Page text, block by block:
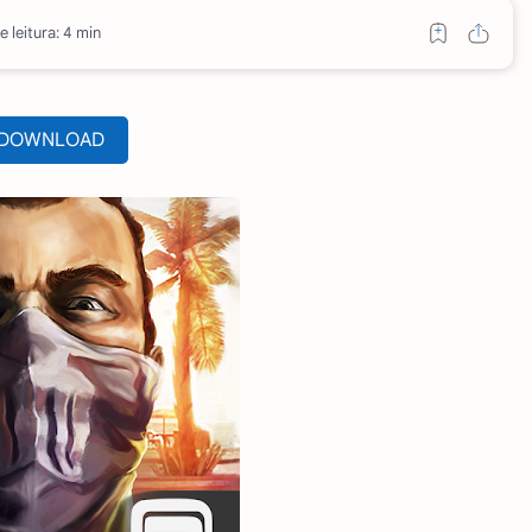
leitura: 4 min